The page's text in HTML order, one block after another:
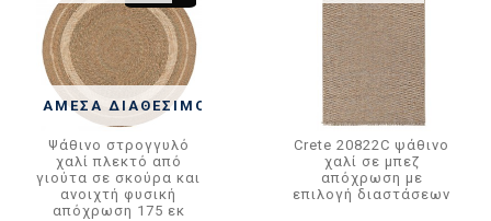
ΆΜΕΣΑ ΔΙΑΘΈΣΙΜΟ
Ψάθινο στρογγυλό
χαλί πλεκτό από
γιούτα σε σκούρα και
ανοιχτή φυσική
απόχρωση 175 εκ
Crete 20822C ψάθινο
χαλί σε μπεζ
απόχρωση με
επιλογή διαστάσεων